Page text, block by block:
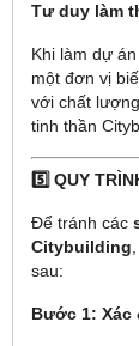
Tư duy làm
Khi làm dự
một đơn vị
với chất
tinh thần
5️⃣ QUY
Để tránh các
Citybuilding
sau:
Bước 1: Xác